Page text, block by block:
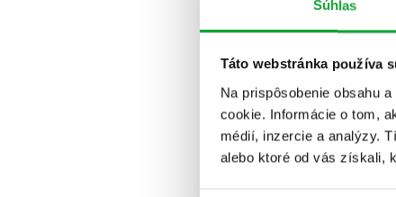
Súhlas
Táto webstránka používa
Na prispôsobenie obsahu
cookie. Informácie o tom,
médií, inzercie a analýzy.
alebo ktoré od vás získali,